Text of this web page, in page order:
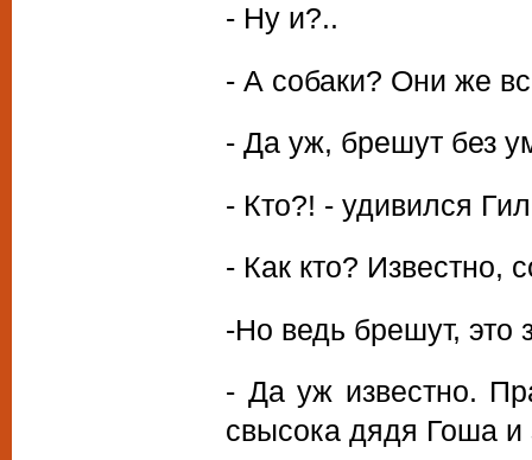
- Ну и?..
- А собаки? Они же
- Да уж, брешут без
- Кто?! - удивился
- Как кто? Известно,
-Но ведь брешут, это
- Да уж известно.
свысока дядя Гоша и